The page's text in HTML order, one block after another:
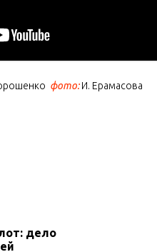
фото:И. Ерамасова
дело